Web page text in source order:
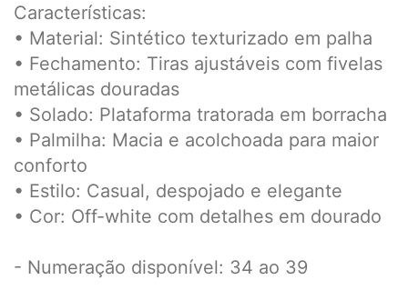
Características:
• Material: Sintético texturizado em palha
• Fechamento: Tiras ajustáveis com fivelas
metálicas douradas
• Solado: Plataforma tratorada em borracha
• Palmilha: Macia e acolchoada para maior
conforto
• Estilo: Casual, despojado e elegante
• Cor: Off-white com detalhes em dourado
- Numeração disponível: 34 ao 39